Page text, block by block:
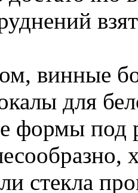
винные
для
формы под
стекла